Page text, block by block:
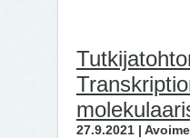
27.9.2021 |